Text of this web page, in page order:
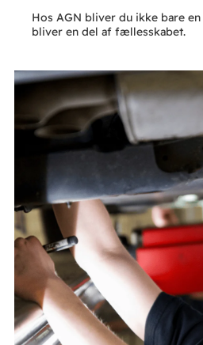
Hos AGN bliver du ikke bare
bliver en del af fællesskabet.